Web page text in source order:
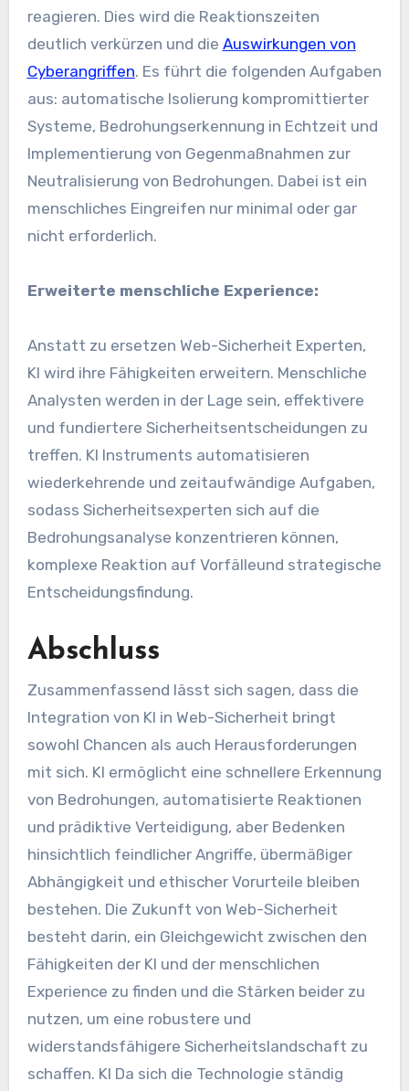
reagieren. Dies wird die Reaktionszeiten
deutlich verkürzen und die Auswirkungen von
Cyberangriffen. Es führt die folgenden Aufgaben
aus: automatische Isolierung kompromittierter
Systeme, Bedrohungserkennung in Echtzeit und
Implementierung von Gegenmaßnahmen zur
Neutralisierung von Bedrohungen. Dabei ist ein
menschliches Eingreifen nur minimal oder gar
nicht erforderlich.
Erweiterte menschliche Experience:
Anstatt zu ersetzen Web-Sicherheit Experten,
KI wird ihre Fähigkeiten erweitern. Menschliche
Analysten werden in der Lage sein, effektivere
und fundiertere Sicherheitsentscheidungen zu
treffen. KI Instruments automatisieren
wiederkehrende und zeitaufwändige Aufgaben,
sodass Sicherheitsexperten sich auf die
Bedrohungsanalyse konzentrieren können,
komplexe Reaktion auf Vorfälleund strategische
Entscheidungsfindung.
Abschluss
Zusammenfassend lässt sich sagen, dass die
Integration von KI in Web-Sicherheit bringt
sowohl Chancen als auch Herausforderungen
mit sich. KI ermöglicht eine schnellere Erkennung
von Bedrohungen, automatisierte Reaktionen
und prädiktive Verteidigung, aber Bedenken
hinsichtlich feindlicher Angriffe, übermäßiger
Abhängigkeit und ethischer Vorurteile bleiben
bestehen. Die Zukunft von Web-Sicherheit
besteht darin, ein Gleichgewicht zwischen den
Fähigkeiten der KI und der menschlichen
Experience zu finden und die Stärken beider zu
nutzen, um eine robustere und
widerstandsfähigere Sicherheitslandschaft zu
schaffen. KI Da sich die Technologie ständig